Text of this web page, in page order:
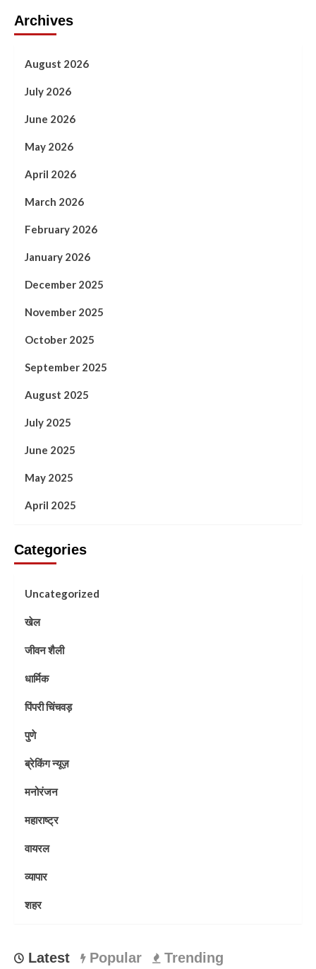
Archives
August 2026
July 2026
June 2026
May 2026
April 2026
March 2026
February 2026
January 2026
December 2025
November 2025
October 2025
September 2025
August 2025
July 2025
June 2025
May 2025
April 2025
Categories
Uncategorized
खेल
जीवन शैली
धार्मिक
पिंपरी चिंचवड़
पुणे
ब्रेकिंग न्यूज़
मनोरंजन
महाराष्ट्र
वायरल
व्यापार
शहर
Latest Popular Trending